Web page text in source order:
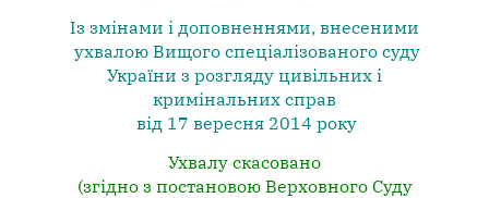
Із змінами і доповненнями, внесеними
ухвалою Вищого спеціалізованого суду
України з розгляду цивільних і
кримінальних справ
від 17 вересня 2014 року
Ухвалу скасовано
(згідно з постановою Верховного Суду